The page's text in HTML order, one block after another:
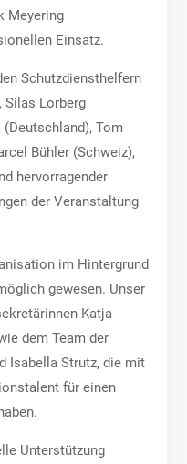
Meyering
Einsatz.
Schutzdiensthelfern
Silas Lorberg
Tom
Bühler (Schweiz),
hervorragender
der Veranstaltung
im Hintergrund
gewesen. Unser
Katja
dem Team der
Isabella Strutz, die mit
für einen
Unterstützung